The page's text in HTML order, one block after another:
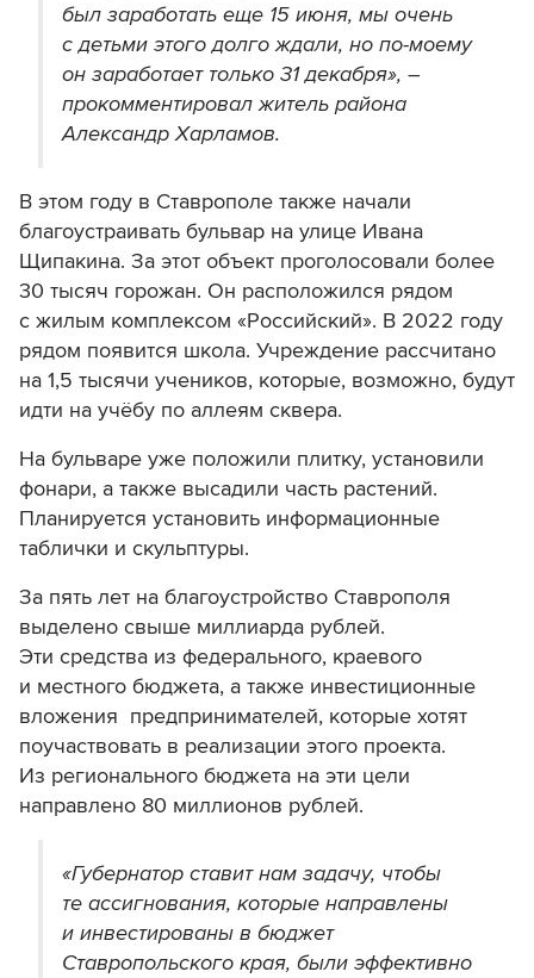
был заработать еще 15 июня, мы очень
с детьми этого долго ждали, но по-моему
он заработает только 31 декабря», –
прокомментировал житель района
Александр Харламов.
В этом году в Ставрополе также начали
благоустраивать бульвар на улице Ивана
Щипакина. За этот объект проголосовали более
30 тысяч горожан. Он расположился рядом
с жилым комплексом «Российский». В 2022 году
рядом появится школа. Учреждение рассчитано
на 1,5 тысячи учеников, которые, возможно, будут
идти на учёбу по аллеям сквера.
На бульваре уже положили плитку, установили
фонари, а также высадили часть растений.
Планируется установить информационные
таблички и скульптуры.
За пять лет на благоустройство Ставрополя
выделено свыше миллиарда рублей.
Эти средства из федерального, краевого
и местного бюджета, а также инвестиционные
вложения предпринимателей, которые хотят
поучаствовать в реализации этого проекта.
Из регионального бюджета на эти цели
направлено 80 миллионов рублей.
«Губернатор ставит нам задачу, чтобы
те ассигнования, которые направлены
и инвестированы в бюджет
Ставропольского края, были эффективно